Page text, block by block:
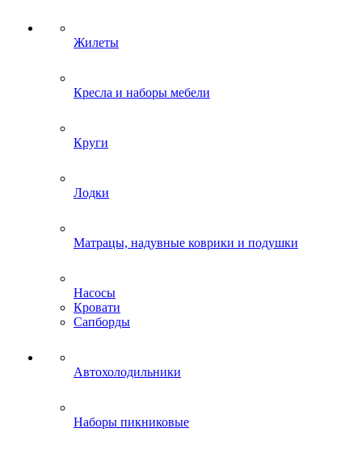
Жилеты
Кресла и наборы мебели
Круги
Лодки
Матрацы, надувные коврики и подушки
Насосы
Кровати
Сапборды
Автохолодильники
Наборы пикниковые